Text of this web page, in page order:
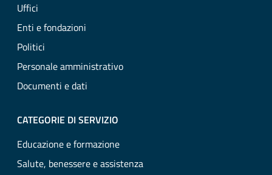
Uffici
Enti e fondazioni
Politici
Personale amministrativo
Documenti e dati
CATEGORIE DI SERVIZIO
Educazione e formazione
Salute, benessere e assistenza